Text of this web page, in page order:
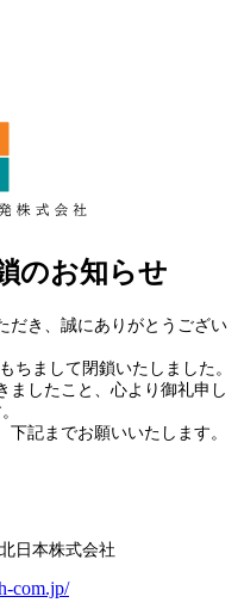
のお知らせ
だき、誠にありがとうござい
ちまして閉鎖いたしました。
ましたこと、心より御礼申し
記までお願いいたします。
日本株式会社
com.jp/